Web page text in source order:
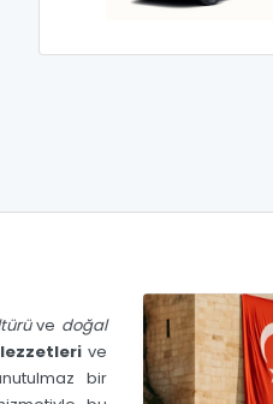
ve doğal
ve
bir